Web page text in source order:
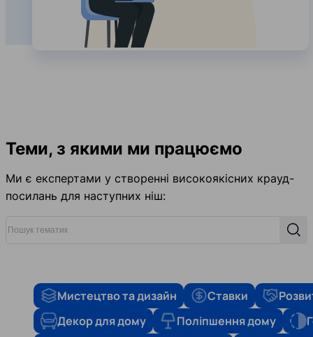
Теми, з якими ми працюємо
Ми є експертами у створенні високоякісних крауд-
посилань для наступних ніш:
Мистецтво та дизайн Ставки
Декор для дому
Поліпшення дому